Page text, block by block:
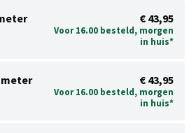
€ 43,95
Voor 16.00 besteld, morgen
in huis*
meter
€ 43,95
Voor 16.00 besteld, morgen
in huis*